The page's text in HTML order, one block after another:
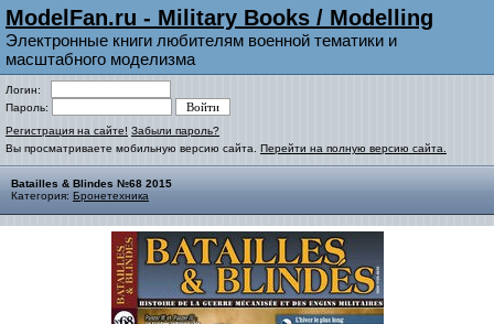
ModelFan.ru - Military Books / Modelling
Электронные книги любителям военной тематики и
масштабного моделизма
Логин:
Пароль:
Регистрация на сайте! Забыли пароль?
Вы просматриваете мобильную версию сайта. Перейти на полную версию сайта.
Batailles & Blindes №68 2015
Категория: Бронетехника